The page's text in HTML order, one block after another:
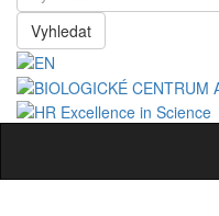
Vyhledat